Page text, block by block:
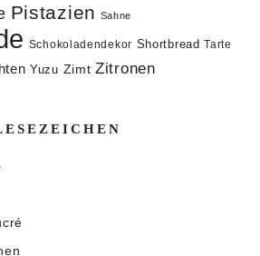
Pistazien Sahne
Schokoladendekor Shortbread Tarte
Yuzu Zimt Zitronen